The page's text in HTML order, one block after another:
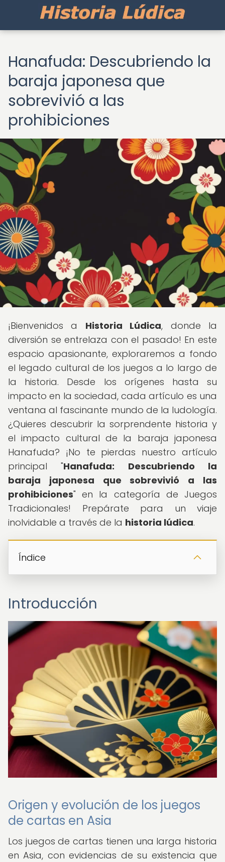
Hanafuda: Descubriendo la
baraja japonesa que
sobrevivió a las
prohibiciones
¡Bienvenidos a Historia Lúdica, donde la
diversión se entrelaza con el pasado! En este
espacio apasionante, exploraremos a fondo
el legado cultural de los juegos a lo largo de
la historia. Desde los orígenes hasta su
impacto en la sociedad, cada artículo es una
ventana al fascinante mundo de la ludología.
¿Quieres descubrir la sorprendente historia y
el impacto cultural de la baraja japonesa
Hanafuda? ¡No te pierdas nuestro artículo
principal "Hanafuda: Descubriendo la
baraja japonesa que sobrevivió a las
prohibiciones" en la categoría de Juegos
Tradicionales! Prepárate para un viaje
inolvidable a través de la historia lúdica.
Índice
Introducción
Origen y evolución de los juegos
de cartas en Asia
Los juegos de cartas tienen una larga historia
en Asia, con evidencias de su existencia que